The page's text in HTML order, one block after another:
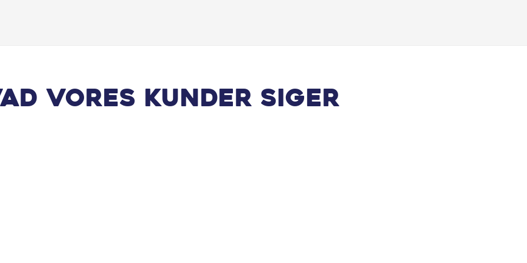
vores kunder siger